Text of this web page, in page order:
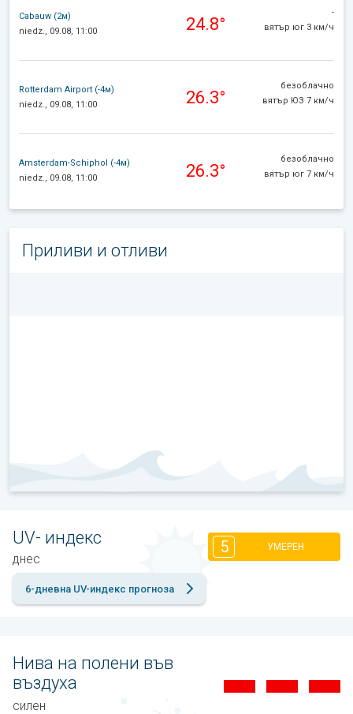
Cabauw (2м)
niedz., 09.08, 11:00
24.8°
-
вятър юг 3 км/ч
Rotterdam Airport (-4м)
niedz., 09.08, 11:00
26.3°
безоблачно
вятър ЮЗ 7 км/ч
Amsterdam-Schiphol (-4м)
niedz., 09.08, 11:00
26.3°
безоблачно
вятър юг 7 км/ч
Приливи и отливи
UV- индекс
днес
5 УМЕРЕН
6-дневна UV-индекс прогноза
Нива на полени във
въздуха
силен